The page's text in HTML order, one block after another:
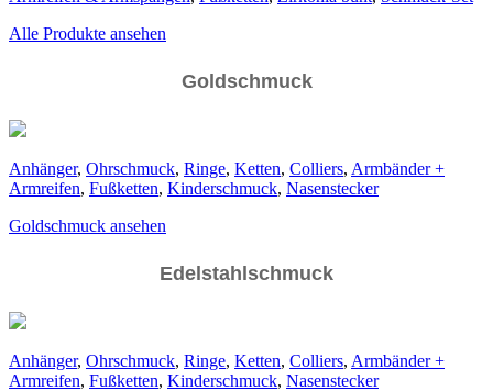
Alle Produkte ansehen
Goldschmuck
Anhänger, Ohrschmuck, Ringe, Ketten, Colliers, Armbänder +
Armreifen, Fußketten, Kinderschmuck, Nasenstecker
Goldschmuck ansehen
Edelstahlschmuck
Anhänger, Ohrschmuck, Ringe, Ketten, Colliers, Armbänder +
Armreifen, Fußketten, Kinderschmuck, Nasenstecker